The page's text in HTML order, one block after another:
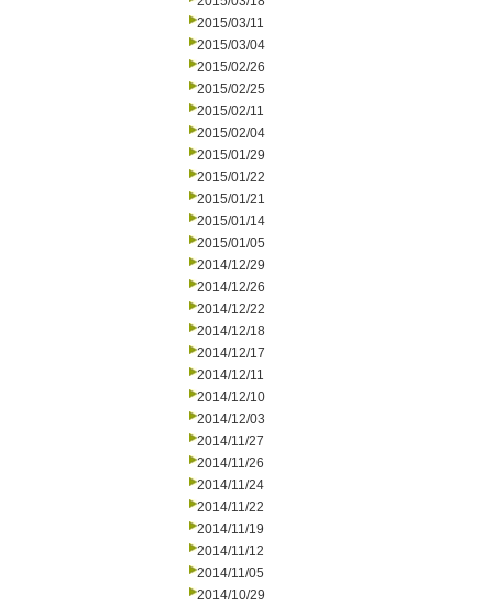
2015/03/11
2015/03/04
2015/02/26
2015/02/25
2015/02/11
2015/02/04
2015/01/29
2015/01/22
2015/01/21
2015/01/14
2015/01/05
2014/12/29
2014/12/26
2014/12/22
2014/12/18
2014/12/17
2014/12/11
2014/12/10
2014/12/03
2014/11/27
2014/11/26
2014/11/24
2014/11/22
2014/11/19
2014/11/12
2014/11/05
2014/10/29